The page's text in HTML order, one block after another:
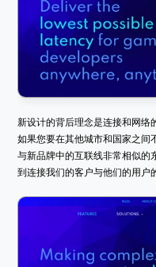
新设计的背后理念是连接和网络
如果您要在其他城市和国家之间
与新品牌中的互联线非常相似的
到连接我们的客户与他们的用户